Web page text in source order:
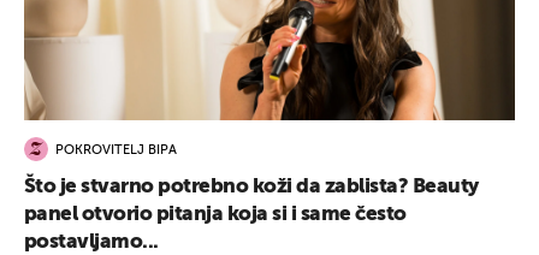
POKROVITELJ BIPA
Što je stvarno potrebno koži da zablista? Beauty
panel otvorio pitanja koja si i same često
postavljamo...